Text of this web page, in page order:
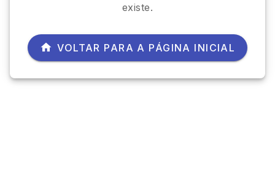
existe.
VOLTAR PARA A PÁGINA INICIAL